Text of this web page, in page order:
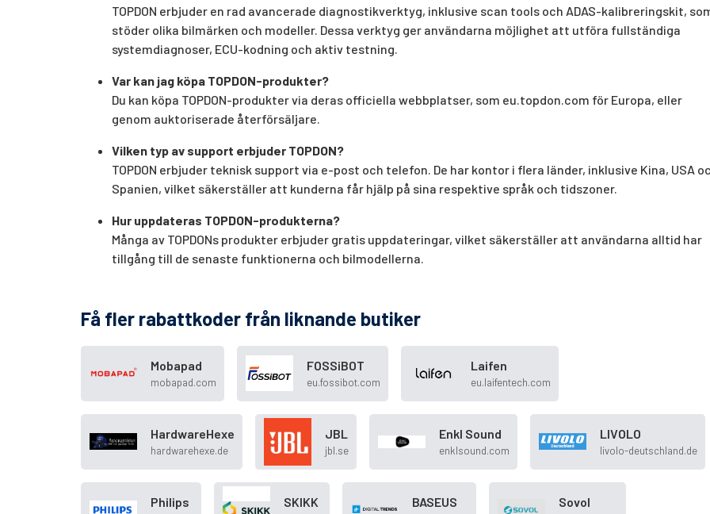
TOPDON erbjuder en rad avancerade diagnostikverktyg, inklusive scan tools och ADAS-kalibreringskit,
stöder olika bilmärken och modeller. Dessa verktyg ger användarna möjlighet att utföra fullständiga
systemdiagnoser, ECU-kodning och aktiv testning.
Var kan jag köpa TOPDON-produkter?
Du kan köpa TOPDON-produkter via deras officiella webbplatser, som eu.topdon.com för Europa, eller
genom auktoriserade återförsäljare.
Vilken typ av support erbjuder TOPDON?
TOPDON erbjuder teknisk support via e-post och telefon. De har kontor i flera länder, inklusive Kina, USA
Spanien, vilket säkerställer att kunderna får hjälp på sina respektive språk och tidszoner.
Hur uppdateras TOPDON-produkterna?
Många av TOPDONs produkter erbjuder gratis uppdateringar, vilket säkerställer att användarna alltid har
tillgång till de senaste funktionerna och bilmodellerna.
Få fler rabattkoder från liknande butiker
Mobapad
mobapad.com
FOSSiBOT
eu.fossibot.com
Laifen
eu.laifentech.com
HardwareHexe
hardwarehexe.de
JBL
jbl.se
Enkl Sound
enklsound.com
LIVOLO
livolo-deutschland.de
Philips SKIKK BASEUS Sovol